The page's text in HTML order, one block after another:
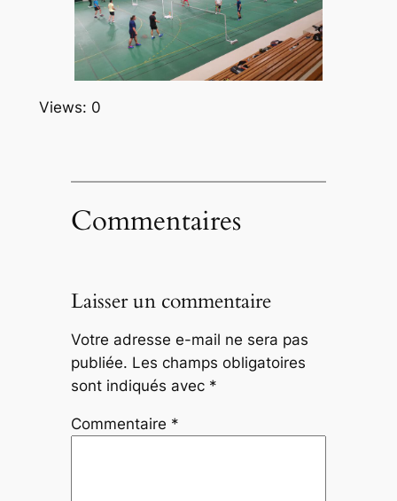
Views: 0
Commentaires
Laisser un commentaire
Votre adresse e-mail ne sera pas
publiée. Les champs obligatoires
sont indiqués avec *
Commentaire *